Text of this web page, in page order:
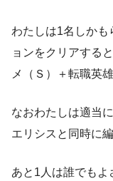
わたしは1名しか
ョンをクリアする
メ（Ｓ）＋転職英
なおわたしは適当
エリシスと同時に
あと1人は誰でもよ